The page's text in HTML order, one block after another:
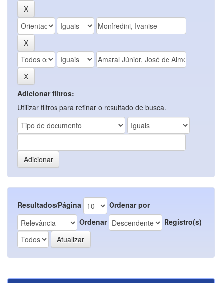
Adicionar filtros:
Utilizar filtros para refinar o resultado de busca.
Resultados/Página
Ordenar por
Ordenar
Registro(s)